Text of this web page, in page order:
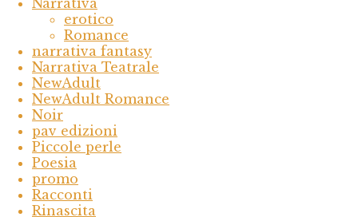
Narrativa
erotico
Romance
narrativa fantasy
Narrativa Teatrale
NewAdult
NewAdult Romance
Noir
pav edizioni
Piccole perle
Poesia
promo
Racconti
Rinascita